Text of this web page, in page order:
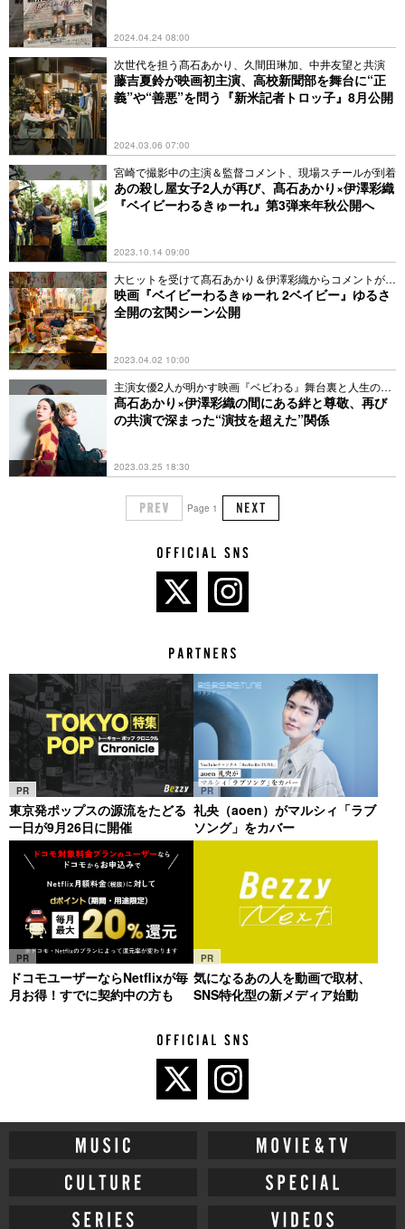
2024.04.24 08:00
次世代を担う髙石あかり、久間田琳加、中井友望と共演
藤吉夏鈴が映画初主演、高校新聞部を舞台に“正
義”や“善悪”を問う『新米記者トロッ子』8月公開
2024.03.06 07:00
宮崎で撮影中の主演＆監督コメント、現場スチールが到着
あの殺し屋女子2人が再び、髙石あかり×伊澤彩織
『ベイビーわるきゅーれ』第3弾来年秋公開へ
2023.10.14 09:00
大ヒットを受けて髙石あかり＆伊澤彩織からコメントが到
着
映画『ベイビーわるきゅーれ 2ベイビー』ゆるさ
全開の玄関シーン公開
2023.04.02 10:00
主演女優2人が明かす映画『ベビわる』舞台裏と人生の分
岐点
髙石あかり×伊澤彩織の間にある絆と尊敬、再び
の共演で深まった“演技を超えた”関係
2023.03.25 18:30
Page 1
PR
東京発ポップスの源流をたどる
一日が9月26日に開催
PR
礼央（aoen）がマルシィ「ラブ
ソング」をカバー
PR
ドコモユーザーならNetflixが毎
月お得！すでに契約中の方も
PR
気になるあの人を動画で取材、
SNS特化型の新メディア始動